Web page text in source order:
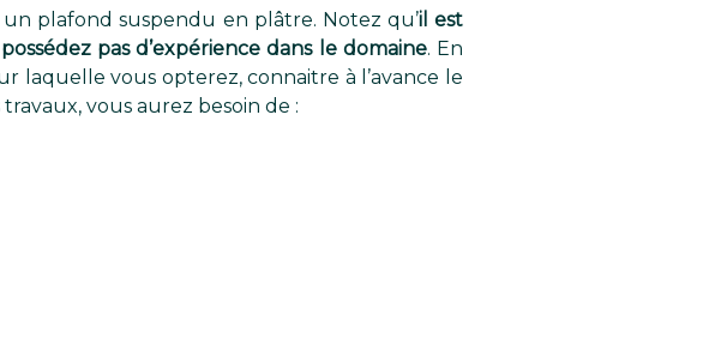
plafond suspendu en plâtre. Notez qu’il est
pas d’expérience dans le domaine. En
laquelle vous opterez, connaitre à l’avance le
vous aurez besoin de :